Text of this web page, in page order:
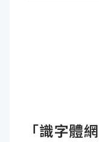
「識字體